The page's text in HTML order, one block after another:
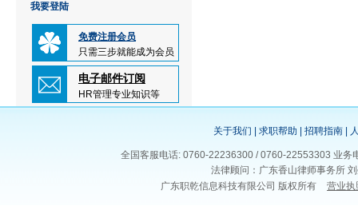
我要登陆
免费注册会员
只需三步就能成为会员
电子邮件订阅
HR管理专业知识等
关于我们 求职帮助 招聘指南
全国客服电话: 0760-22236300 / 0760-22553303 业
法律顾问：广东香山律师事务所
广东职乾信息科技有限公司 版权所有
营业执